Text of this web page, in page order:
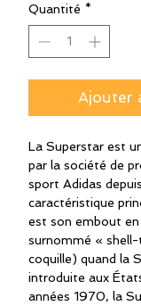
Quantité *
Ajouter
La Superstar est
par la société de
sport Adidas
caractéristique
est son embout
surnommé «
coquille) quand la
introduite aux
années 1970, la